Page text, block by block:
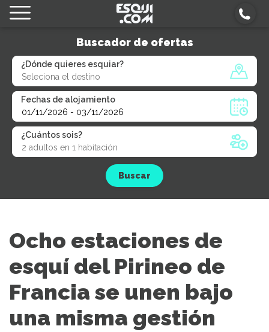
Buscador de ofertas
¿Dónde quieres esquiar?
Fechas de alojamiento
¿Cuántos sois?
Buscar
Ocho estaciones de
esquí del Pirineo de
Francia se unen bajo
una misma gestión